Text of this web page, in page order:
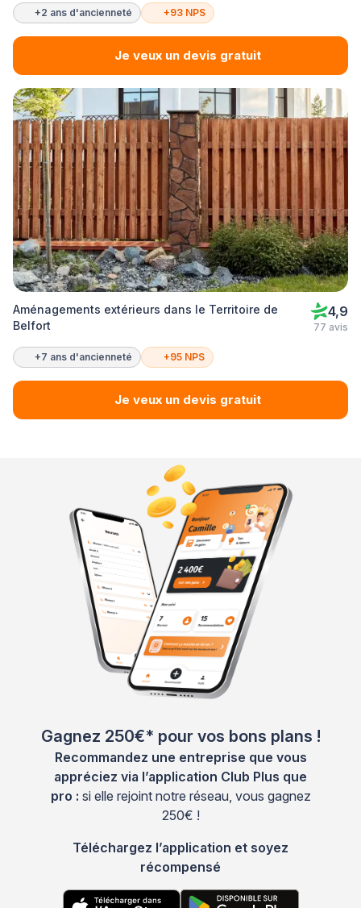
+2 ans d'ancienneté +93 NPS
Je veux un devis gratuit
Aménagements extérieurs dans le Territoire de
Belfort
4,9
77 avis
+7 ans d'ancienneté +95 NPS
Je veux un devis gratuit
Gagnez 250€* pour vos bons plans !
Recommandez une entreprise que vous
appréciez via l’application Club Plus que
pro : si elle rejoint notre réseau, vous gagnez
250€ !
Téléchargez l’application et soyez
récompensé